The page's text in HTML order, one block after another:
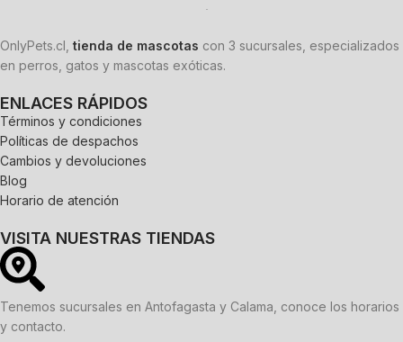
OnlyPets.cl, tienda de mascotas con 3 sucursales, especializados
en perros, gatos y mascotas exóticas.
ENLACES RÁPIDOS
Términos y condiciones
Políticas de despachos
Cambios y devoluciones
Blog
Horario de atención
VISITA NUESTRAS TIENDAS
Tenemos sucursales en Antofagasta y Calama, conoce los horarios
y contacto.